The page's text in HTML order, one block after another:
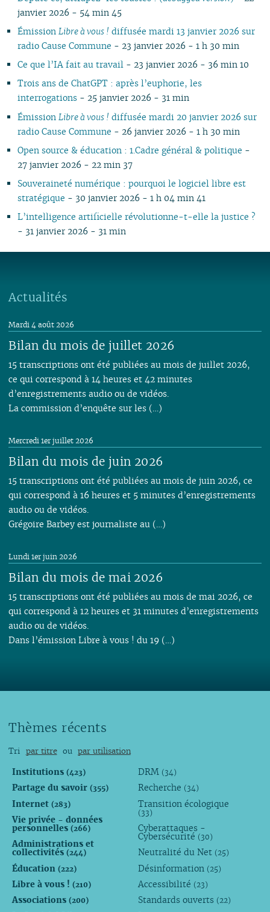
janvier 2026 - 54 min 45
Émission Libre à vous ! diffusée mardi 13 janvier 2026 sur
radio Cause Commune - 23 janvier 2026 - 1 h 30 min
Ce que l’IA fait au travail - 23 janvier 2026 - 36 min 10
Trois ans de ChatGPT : après l’euphorie, les
interrogations- 25 janvier 2026 - 31 min
Émission Libre à vous ! diffusée mardi 20 janvier 2026 sur
radio Cause Commune - 26 janvier 2026 - 1 h 30 min
Open source & éducation : 1.Cadre général & politique -
27 janvier 2026 - 22 min 37
Souveraineté numérique : pourquoi le logiciel libre est
stratégique - 30 janvier 2026 - 1 h 04 min 41
L’intelligence artificielle révolutionne-t-elle la justice ?
- 31 janvier 2026 - 31 min
Actualités
Bilan du mois de juillet 2026
Mardi 4 août 2026
15 transcriptions ont été publiées au mois de juillet 2026,
ce qui correspond à 14 heures et 42 minutes
d’enregistrements audio ou de vidéos.
La commission d’enquête sur les (…)
Bilan du mois de juin 2026
Mercredi 1er juillet 2026
15 transcriptions ont été publiées au mois de juin 2026, ce
qui correspond à 16 heures et 5 minutes d’enregistrements
audio ou de vidéos.
Grégoire Barbey est journaliste au (…)
Bilan du mois de mai 2026
Lundi 1er juin 2026
15 transcriptions ont été publiées au mois de mai 2026, ce
qui correspond à 12 heures et 31 minutes d’enregistrements
audio ou de vidéos.
Dans l’émission Libre à vous ! du 19 (…)
Thèmes récents
Tri par titre ou par utilisation
Institutions (423)
Partage du savoir (355)
Internet (283)
Vie privée - données
personnelles (266)
Administrations et
collectivités (244)
Éducation (222)
Libre à vous ! (210)
Associations (200)
DRM (34)
Recherche (34)
Transition écologique
(33)
Cyberattaques -
Cybersécurité (30)
Neutralité du Net (25)
Désinformation (25)
Accessibilité (23)
Standards ouverts (22)